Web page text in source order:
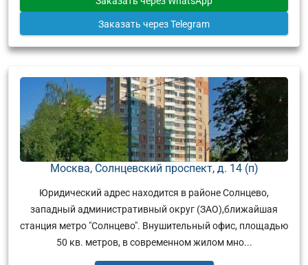
Заказать через Telegram
Москва, Солнцевский проспект, д. 14 (п)
Юридический адрес находится в районе Солнцево,
западный административный округ (ЗАО),ближайшая
станция метро "Солнцево". Внушительный офис, площадью
50 кв. метров, в современном жилом мно...